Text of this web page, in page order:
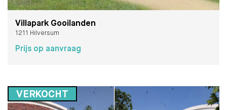
Villapark Gooilanden
1211 Hilversum
Prijs op aanvraag
VERKOCHT